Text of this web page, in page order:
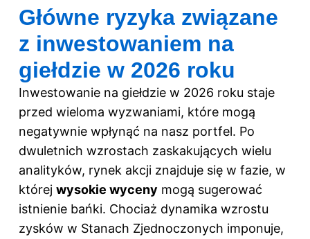
Główne ryzyka związane
z inwestowaniem na
giełdzie w 2026 roku
Inwestowanie na giełdzie w 2026 roku staje
przed wieloma wyzwaniami, które mogą
negatywnie wpłynąć na nasz portfel. Po
dwuletnich wzrostach zaskakujących wielu
analityków, rynek akcji znajduje się w fazie, w
której wysokie wyceny mogą sugerować
istnienie bańki. Chociaż dynamika wzrostu
zysków w Stanach Zjednoczonych imponuje,